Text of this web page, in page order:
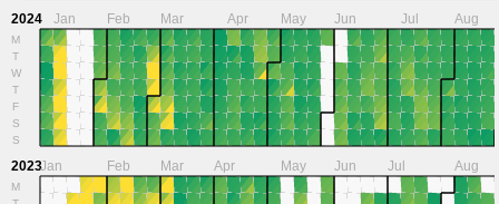
2024
M
T
W
T
F
S
S
Jan Feb Mar Apr May Jun Jul Aug
2023
M
Jan Feb Mar Apr May Jun Jul Aug